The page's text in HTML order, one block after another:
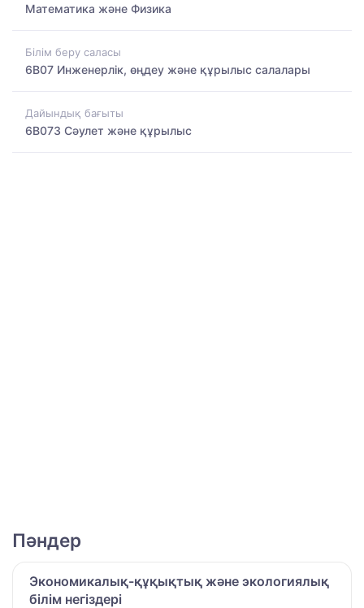
Математика және Физика
Білім беру саласы
6B07 Инженерлік, өңдеу және құрылыс салалары
Дайындық бағыты
6B073 Сәулет және құрылыс
Пәндер
Экономикалық-құқықтық және экологиялық
білім негіздері